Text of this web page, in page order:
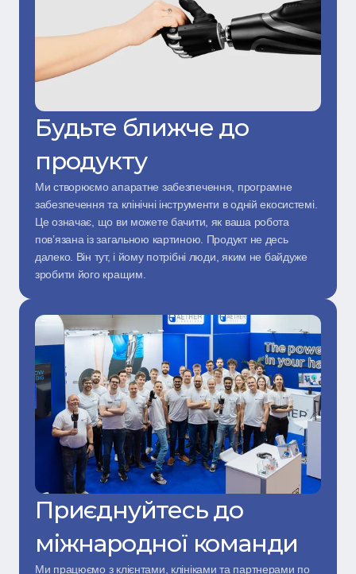
Будьте ближче до
продукту
Ми створюємо апаратне забезпечення, програмне
забезпечення та клінічні інструменти в одній екосистемі.
Це означає, що ви можете бачити, як ваша робота
пов’язана із загальною картиною. Продукт не десь
далеко. Він тут, і йому потрібні люди, яким не байдуже
зробити його кращим.
Приєднуйтесь до
міжнародної команди
Ми працюємо з клієнтами, клініками та партнерами по